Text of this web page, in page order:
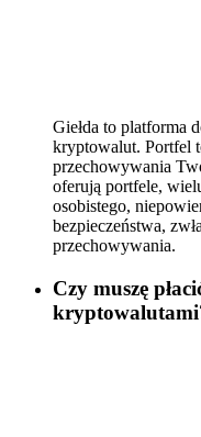
Giełda to platforma
kryptowalut. Portfel
przechowywania
oferują portfele,
osobistego,
bezpieczeństwa,
przechowywania.
Czy muszę